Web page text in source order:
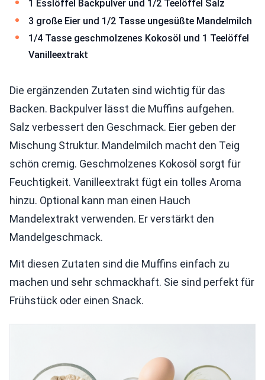
1 Esslöffel Backpulver und 1/2 Teelöffel Salz
3 große Eier und 1/2 Tasse ungesüßte Mandelmilch
1/4 Tasse geschmolzenes Kokosöl und 1 Teelöffel
Vanilleextrakt
Die ergänzenden Zutaten sind wichtig für das
Backen. Backpulver lässt die Muffins aufgehen.
Salz verbessert den Geschmack. Eier geben der
Mischung Struktur. Mandelmilch macht den Teig
schön cremig. Geschmolzenes Kokosöl sorgt für
Feuchtigkeit. Vanilleextrakt fügt ein tolles Aroma
hinzu. Optional kann man einen Hauch
Mandelextrakt verwenden. Er verstärkt den
Mandelgeschmack.
Mit diesen Zutaten sind die Muffins einfach zu
machen und sehr schmackhaft. Sie sind perfekt für
Frühstück oder einen Snack.